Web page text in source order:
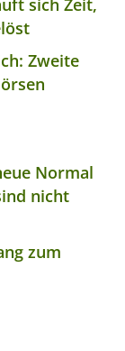
Zweite
Normal
nicht
zum